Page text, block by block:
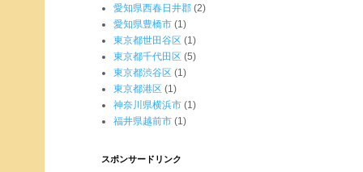
愛知県西春日井郡 (2)
愛知県豊橋市 (1)
東京都世田谷区 (1)
東京都千代田区 (5)
東京都渋谷区 (1)
東京都港区 (1)
神奈川県横浜市 (1)
福井県越前市 (1)
スポンサードリンク